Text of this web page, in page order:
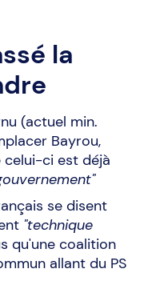
la
(actuel min.
Bayrou,
celui-ci est déjà
se disent
"technique
qu'une coalition
allant du PS